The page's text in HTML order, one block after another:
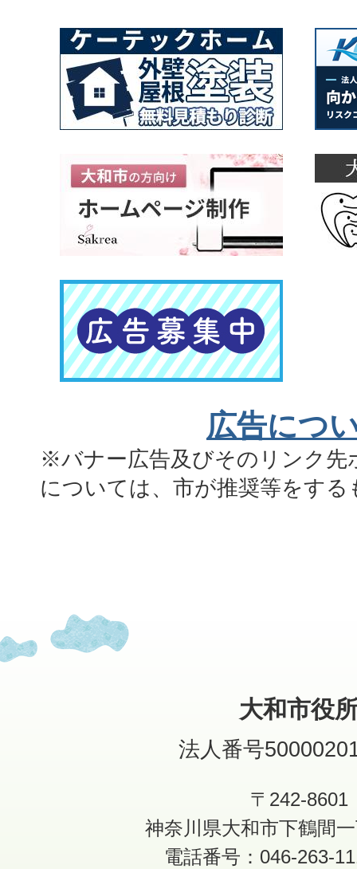
広告につ
※バナー広告及びそのリンク先
については、市が推奨等をす
大和市役
法人番号
〒242-8601
神奈川県大和市下鶴間
電話番号：046-263-